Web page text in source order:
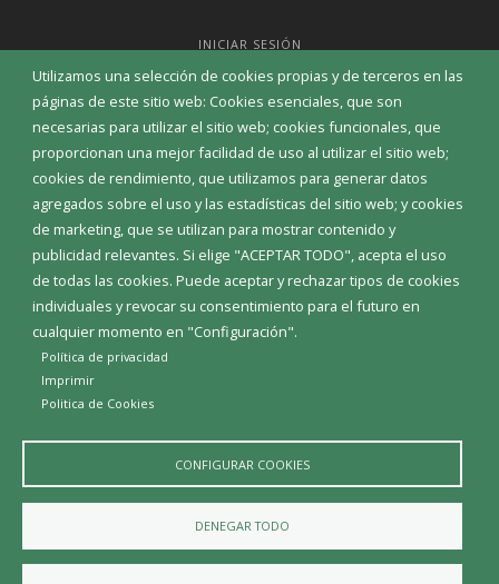
Utilizamos una selección de cookies propias y de terceros en las
páginas de este sitio web: Cookies esenciales, que son
necesarias para utilizar el sitio web; cookies funcionales, que
proporcionan una mejor facilidad de uso al utilizar el sitio web;
cookies de rendimiento, que utilizamos para generar datos
agregados sobre el uso y las estadísticas del sitio web; y cookies
de marketing, que se utilizan para mostrar contenido y
publicidad relevantes. Si elige "ACEPTAR TODO", acepta el uso
de todas las cookies. Puede aceptar y rechazar tipos de cookies
individuales y revocar su consentimiento para el futuro en
cualquier momento en "Configuración".
Política de privacidad
Imprimir
Politica de Cookies
CONFIGURAR COOKIES
DENEGAR TODO
INICIAR SESIÓN
MAPA WEB
Diputación de Burgos
Aviso Legal